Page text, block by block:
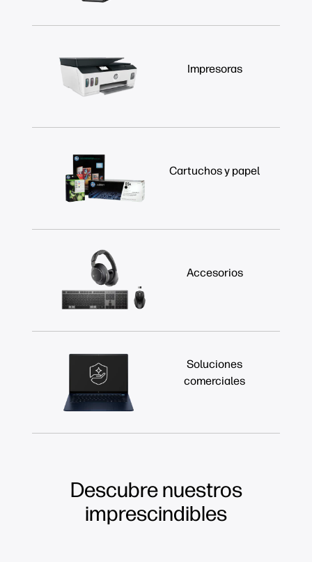
Impresoras
Cartuchos y papel
Accesorios
Soluciones
comerciales
Descubre nuestros
imprescindibles